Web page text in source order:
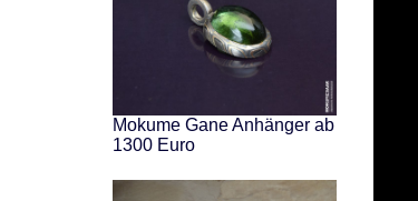
Mokume Gane Anhänger ab
1300 Euro